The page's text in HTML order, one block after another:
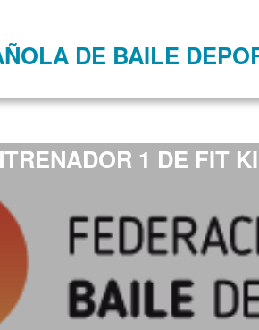
DE BAILE
1 DE FIT